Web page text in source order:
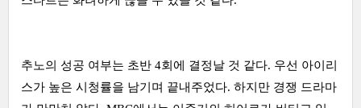
추노의 성공 여부는 초반 4회에 결정날 것 같다. 우선 아이리
스가 높은 시청률을 남기며 끝내주었다. 하지만 경쟁 드라마